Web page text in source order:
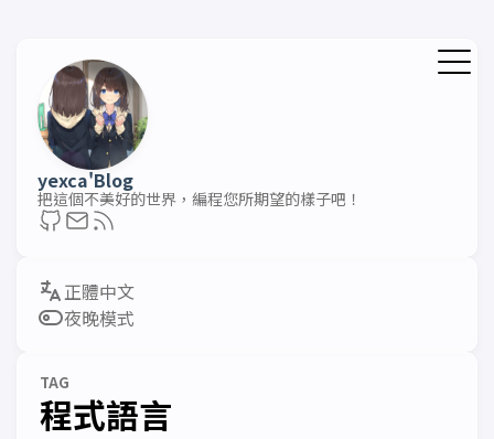
yexca'Blog
把這個不美好的世界，編程您所期望的樣子吧！
夜晚模式
TAG
程式語言